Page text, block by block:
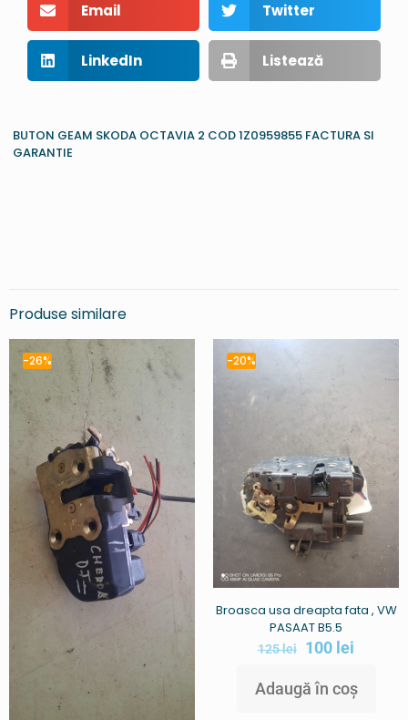
Email Twitter
LinkedIn Listează
BUTON GEAM SKODA OCTAVIA 2 COD 1Z0959855 FACTURA SI
GARANTIE
Produse similare
-26% -20%
Broasca usa dreapta fata , VW
PASAAT B5.5
125lei 100 lei
Adaugă în coș